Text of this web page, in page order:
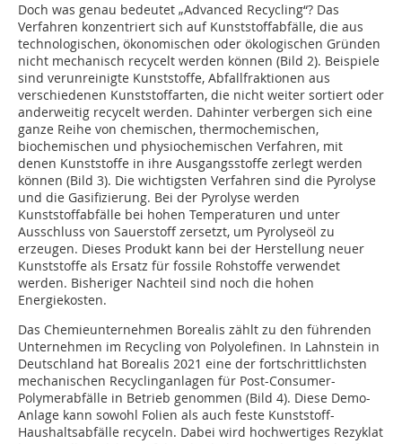
Doch was genau bedeutet „Advanced Recycling“? Das
Verfahren konzentriert sich auf Kunststoffabfälle, die aus
technologischen, ökonomischen oder ökologischen Gründen
nicht mechanisch recycelt werden können (Bild 2). Beispiele
sind verunreinigte Kunststoffe, Abfallfraktionen aus
verschiedenen Kunststoffarten, die nicht weiter sortiert oder
anderweitig recycelt werden. Dahinter verbergen sich eine
ganze Reihe von chemischen, thermochemischen,
biochemischen und physiochemischen Verfahren, mit
denen Kunststoffe in ihre Ausgangsstoffe zerlegt werden
können (Bild 3). Die wichtigsten Verfahren sind die Pyrolyse
und die Gasifizierung. Bei der Pyrolyse werden
Kunststoffabfälle bei hohen Temperaturen und unter
Ausschluss von Sauerstoff zersetzt, um Pyrolyseöl zu
erzeugen. Dieses Produkt kann bei der Herstellung neuer
Kunststoffe als Ersatz für fossile Rohstoffe verwendet
werden. Bisheriger Nachteil sind noch die hohen
Energiekosten.
Das Chemieunternehmen Borealis zählt zu den führenden
Unternehmen im Recycling von Polyolefinen. In Lahnstein in
Deutschland hat Borealis 2021 eine der fortschrittlichsten
mechanischen Recyclinganlagen für Post-Consumer-
Polymerabfälle in Betrieb genommen (Bild 4). Diese Demo-
Anlage kann sowohl Folien als auch feste Kunststoff-
Haushaltsabfälle recyceln. Dabei wird hochwertiges Rezyklat